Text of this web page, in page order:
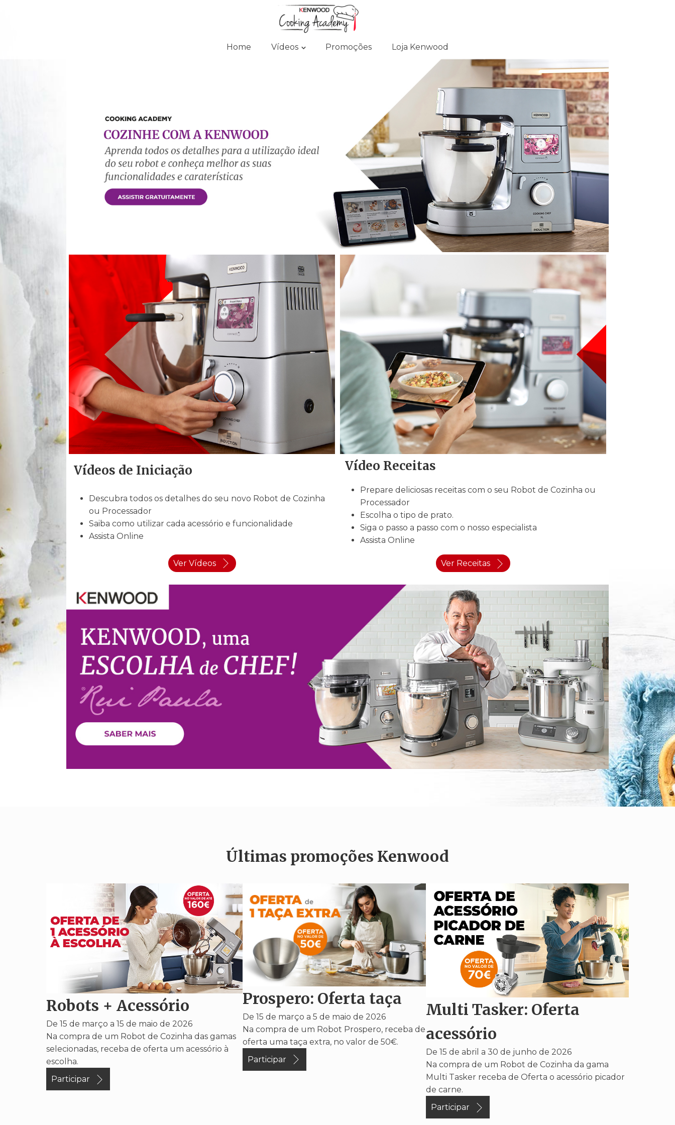
Home Vídeos Promoções Loja Kenwood
Vídeos de Iniciação
Descubra todos os detalhes do seu novo Robot de Cozinha
ou Processador
Saiba como utilizar cada acessório e funcionalidade
Assista Online
Ver Vídeos
Vídeo Receitas
Prepare deliciosas receitas com o seu Robot de Cozinha ou
Processador
Escolha o tipo de prato.
Siga o passo a passo com o nosso especialista
Assista Online
Ver Receitas
Últimas promoções Kenwood
Robots + Acessório
De 15 de março a 15 de maio de 2026
Na compra de um Robot de Cozinha das gamas
selecionadas, receba de oferta um acessório à
escolha.
Participar
Prospero: Oferta taça
De 15 de março a 5 de maio de 2026
Na compra de um Robot Prospero, receba de
oferta uma taça extra, no valor de 50€.
Participar
Multi Tasker: Oferta
acessório
De 15 de abril a 30 de junho de 2026
Na compra de um Robot de Cozinha da gama
Multi Tasker receba de Oferta o acessório picador
de carne.
Participar